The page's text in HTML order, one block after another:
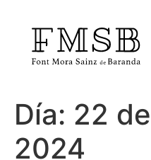
Inicio
Día: 22
2024